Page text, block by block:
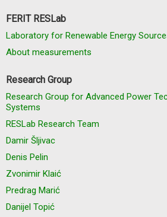
FERIT RESLab
Laboratory for Renewable Energy
About measurements
Research Group
Research Group for Advanced Power
Systems
RESLab Research Team
Damir Šljivac
Denis Pelin
Zvonimir Klaić
Predrag Marić
Danijel Topić